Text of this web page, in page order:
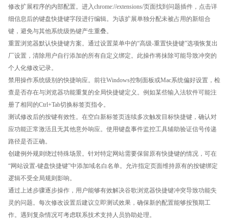
修改扩展程序的内部配置。进入chrome://extensions/页面找到问题插件，点击详
细信息后的键盘快捷键字段进行编辑。为该扩展单独分配未被占用的新组合
键，避免与其他系统级热键产生重叠。
重置浏览器默认快捷键方案。通过设置菜单中的“高级-重置快捷键”选项恢复出
厂设置，清除用户自行添加的所有自定义绑定。此操作将抹除可能导致冲突的
个人化修改记录。
禁用操作系统级别的快捷响应。前往Windows控制面板或Mac系统偏好设置，检
查是否存在与浏览器功能重复的全局快捷键定义。例如某些输入法软件可能注
册了相同的Ctrl+Tab切换标签页指令。
测试修改后的按键有效性。在空白新标签页连续多次触发目标快捷键，确认对
应功能正常激活且无其他意外响应。使用键盘事件监控工具辅助验证信号传递
路径是否正确。
创建例外规则绕过特殊场景。针对特定网站需要保留原有快捷键的情况，可在
“网站设置-键盘快捷键”中添加域名白名单。允许指定页面维持原有的按键绑定
逻辑不受全局规则影响。
通过上述步骤逐步操作，用户能够有效解决谷歌浏览器快捷键冲突导致功能失
灵的问题。每次修改设置后建议立即测试效果，确保新的配置能够按预期工
作。遇到复杂情况可考虑联系技术支持人员协助处理。